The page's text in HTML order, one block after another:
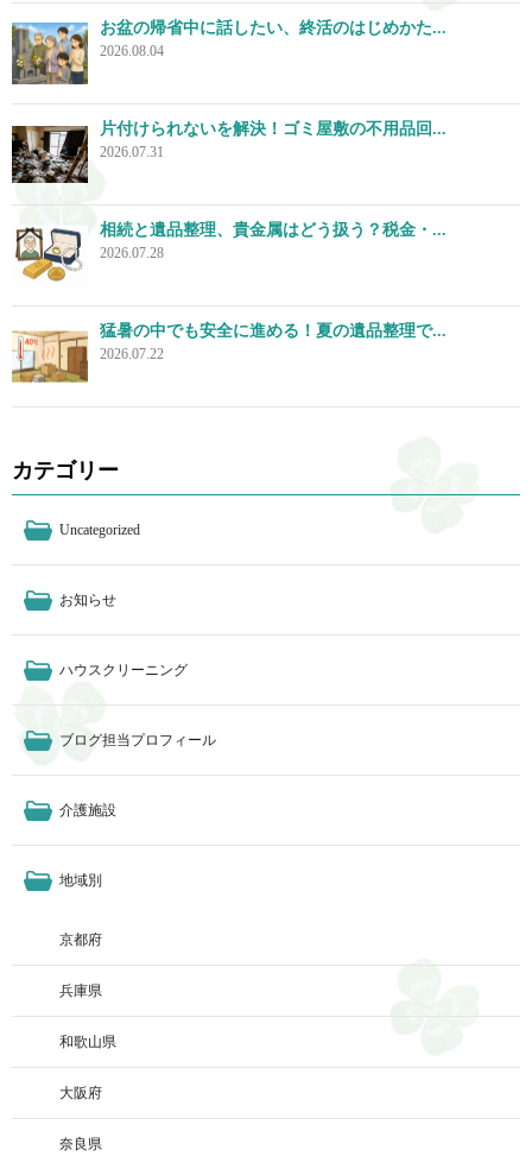
お盆の帰省中に話したい、終活のはじめかた...
2026.08.04
片付けられないを解決！ゴミ屋敷の不用品回...
2026.07.31
相続と遺品整理、貴金属はどう扱う？税金・...
2026.07.28
猛暑の中でも安全に進める！夏の遺品整理で...
2026.07.22
カテゴリー
Uncategorized
お知らせ
ハウスクリーニング
ブログ担当プロフィール
介護施設
地域別
京都府
兵庫県
和歌山県
大阪府
奈良県